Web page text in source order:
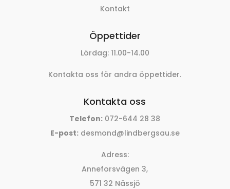
Kontakt
Öppettider
Lördag: 11.00-14.00
Kontakta oss för andra öppettider.
Kontakta oss
Telefon: 072-644 28 38
E-post:desmond@lindbergsau.se
Adress:
Anneforsvägen 3,
571 32 Nässjö